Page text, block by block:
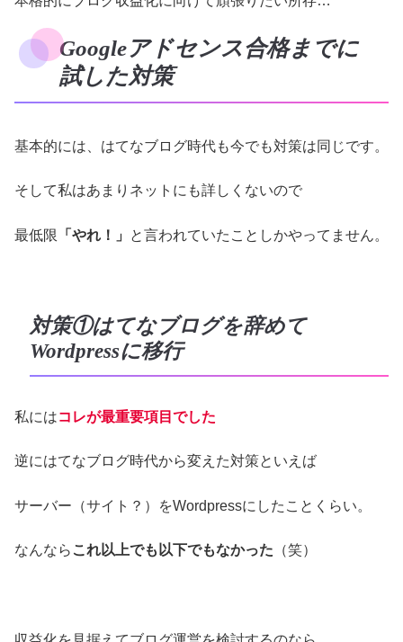
Googleアドセンス合格までに
試した対策
基本的には、はてなブログ時代も今でも対策は同じです。
そして私はあまりネットにも詳しくないので
最低限 「やれ！」 と言われていたことしかやってません。
対策①はてなブログを辞めて
Wordpressに移行
私にはコレが最重要項目でした
逆にはてなブログ時代から変えた対策といえば
サーバー（サイト？）をWordpressにしたことくらい。
なんなら これ以上でも以下でもなかった （笑）